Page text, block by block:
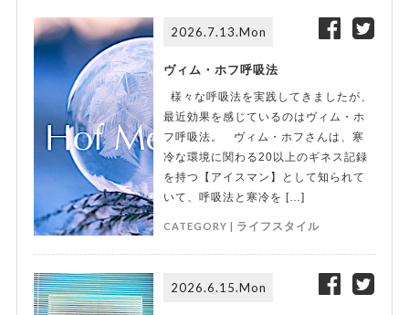
2026.7.13.Mon
ヴィム・ホフ呼吸法
様々な呼吸法を実践してきましたが、
最近効果を感じているのはヴィム・ホ
フ呼吸法。 ヴィム・ホフさんは、寒
冷な環境に関わる20以上のギネス記録
を持つ【アイスマン】として知られて
いて、呼吸法と寒冷を […]
CATEGORY | ライフスタイル
2026.6.15.Mon